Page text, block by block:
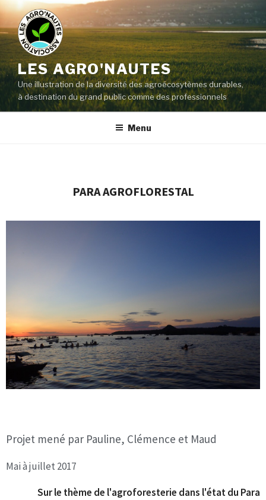
LES AGRO'NAUTES
Une illustration de la diversité des agroécosytèmes durables,
à destination du grand public comme des professionnels
Menu
PARA AGROFLORESTAL
Projet mené par Pauline, Clémence et Maud
Mai à juillet 2017
Sur le thème de l'agroforesterie dans l'état du Para